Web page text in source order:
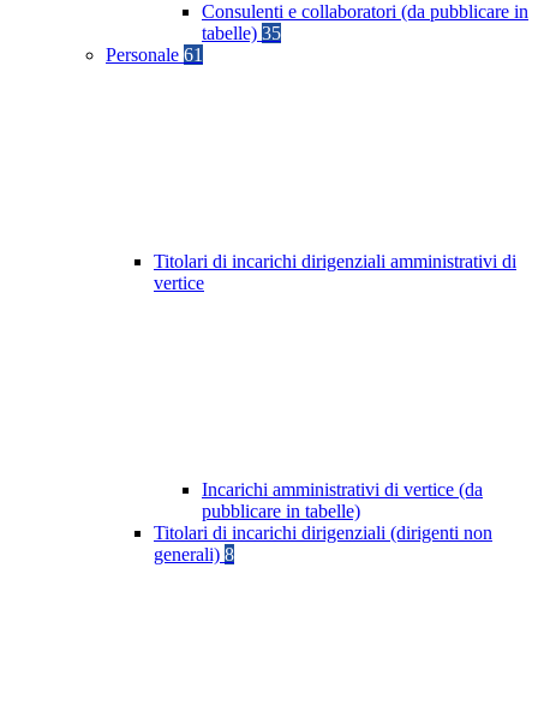
Consulenti e collaboratori (da pubblicare in
tabelle) 35
Personale 61
Titolari di incarichi dirigenziali amministrativi di
vertice
Incarichi amministrativi di vertice (da
pubblicare in tabelle)
Titolari di incarichi dirigenziali (dirigenti non
generali) 8